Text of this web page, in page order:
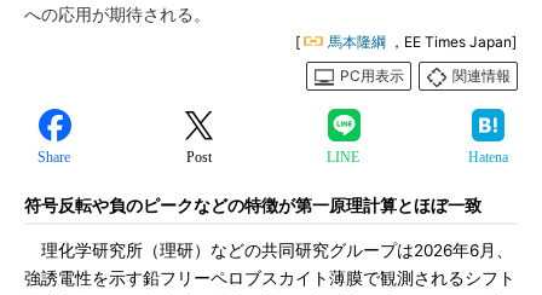
への応用が期待される。
[ 馬本隆綱 ，EE Times Japan]
PC用表示
関連情報
Share Post LINE Hatena
符号反転や負のピークなどの特徴が第一原理計算とほぼ一致
理化学研究所（理研）などの共同研究グループは2026年6月、
強誘電性を示す鉛フリーペロブスカイト薄膜で観測されるシフト